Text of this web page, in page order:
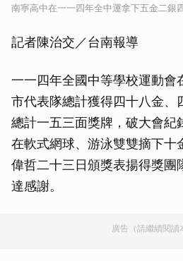
南寧高中在一一四年全中運拿下五金二銀
記者陳治交／台南報導
一一四年全國中等學校運動會
市代表隊總計獲得四十八金、
總計一五三面獎牌，破大會紀
在軟式網球、游泳雙雙摘下十
偉哲二十三日頒獎表揚得獎團
達感謝。
廣告（請繼續閱讀